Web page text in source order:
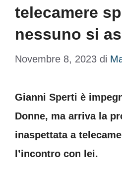
telecamere
nessuno si
Novembre 8, 2023 di
Gianni Sperti è
Donne, ma arriva la
inaspettata a
l’incontro con lei.